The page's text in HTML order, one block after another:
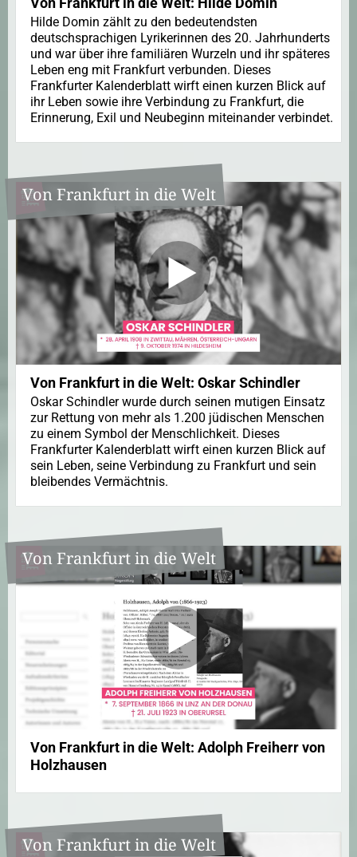
Hilde Domin zählt zu den bedeutendsten
deutschsprachigen Lyrikerinnen des 20. Jahrhunderts
und war über ihre familiären Wurzeln und ihr späteres
Leben eng mit Frankfurt verbunden. Dieses
Frankfurter Kalenderblatt wirft einen kurzen Blick auf
ihr Leben sowie ihre Verbindung zu Frankfurt, die
Erinnerung, Exil und Neubeginn miteinander verbindet.
Von Frankfurt in die Welt
Von Frankfurt in die Welt: Oskar Schindler
Oskar Schindler wurde durch seinen mutigen Einsatz
zur Rettung von mehr als 1.200 jüdischen Menschen
zu einem Symbol der Menschlichkeit. Dieses
Frankfurter Kalenderblatt wirft einen kurzen Blick auf
sein Leben, seine Verbindung zu Frankfurt und sein
bleibendes Vermächtnis.
Von Frankfurt in die Welt
Von Frankfurt in die Welt: Adolph Freiherr von
Holzhausen
Von Frankfurt in die Welt